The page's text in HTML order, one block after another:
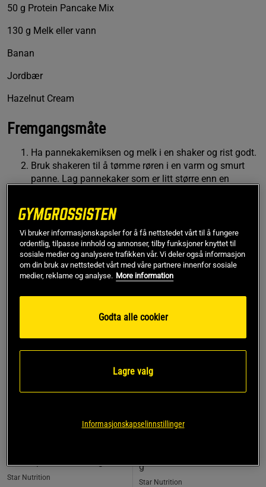
50 g Protein Pancake Mix
130 g Melk eller vann
Banan
Jordbær
Hazelnut Cream
Fremgangsmåte
Ha pannekakemiksen og melk i en shaker og rist godt.
Bruk shakeren til å tømme røren i en varm og smurt
panne. Lag pannekaker som er litt større enn en
Smør Hazelnut Cream på den ene siden av
pannekakene, tre på spyd sammen med jordbær og
banan.
KJØP FLER, SPAR MER
Star Nutrition
KJØP FLER, SPAR MER
g
Star Nutrition
Vi bruker informasjonskapsler for å få nettstedet vårt til å fungere
ordentlig, tilpasse innhold og annonser, tilby funksjoner knyttet til
sosiale medier og analysere trafikken vår. Vi deler også informasjon
om din bruk av nettstedet vårt med våre partnere innenfor sosiale
medier, reklame og analyse. More information
Godta alle cookier
Lagre valg
Informasjonskapselinnstillinger